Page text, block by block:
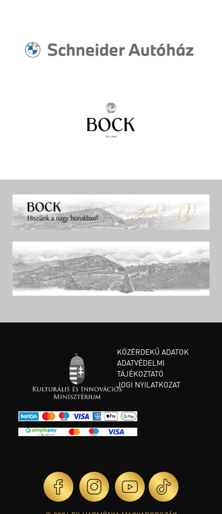
KÖZÉRDEKŰ ADATOK
ADATVÉDELMI
TÁJÉKOZTATÓ
JOGI NYILATKOZAT